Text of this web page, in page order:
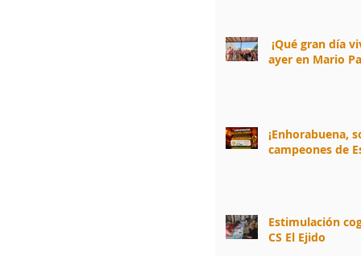
¡Qué gran día
ayer en Mario
¡Enhorabuena,
campeones de
Estimulación
CS El Ejido